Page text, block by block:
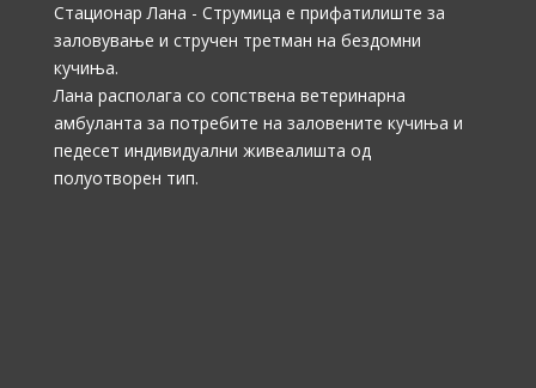
Стационар Лана - Струмица е прифатилиште за
заловување и стручен третман на бездомни
кучиња.
Лана располага со сопствена ветеринарна
амбуланта за потребите на заловените кучиња и
педесет индивидуални живеалишта од
полуотворен тип.